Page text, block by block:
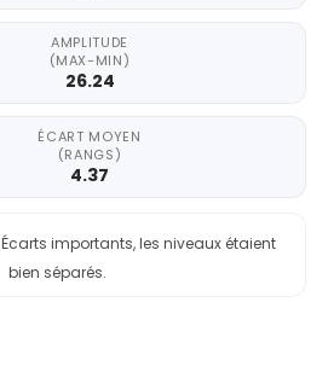
AMPLITUDE
(MAX-MIN)
26.24
ÉCART MOYEN
(RANGS)
4.37
Écarts importants, les niveaux étaient
bien séparés.